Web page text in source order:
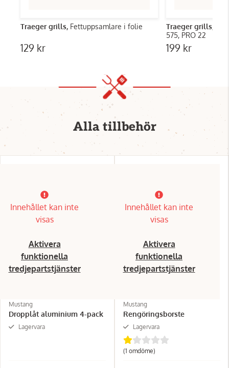
Traeger grills, Fettuppsamlare i folie
129 kr
Traeger grills,
575, PRO 22
199 kr
Alla tillbehör
Innehållet kan inte
visas
Aktivera
funktionella
tredjepartstjänster
Mustang
Dropplåt aluminium 4-pack
Lagervara
Innehållet kan inte
visas
Aktivera
funktionella
tredjepartstjänster
Mustang
Rengöringsborste
Lagervara
(1 omdöme)